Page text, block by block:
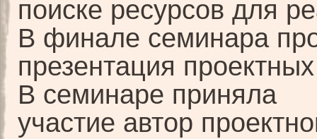
поиске ресурсов для
В финале семинара
презентация
В семинаре приняла
участие автор